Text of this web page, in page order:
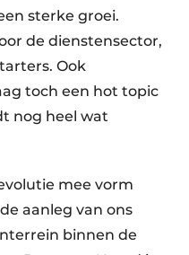
sterke groei.
de dienstensector,
Ook
toch een hot topic
nog heel wat
mee vorm
aanleg van ons
binnen de